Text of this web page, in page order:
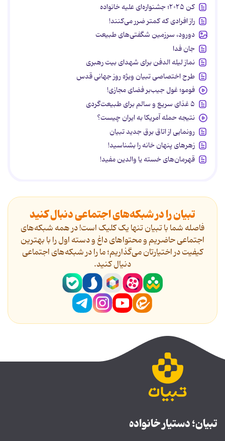
کن ۲۰۲۵؛ جشنواره‌ای علیه خانواده
راز افرادی که کمتر ضرر می‌کنند!
دورود، سرزمین شگفتی‌های طبیعت
جان فدا
نماز لیله الدفن برای شهدای بیت رهبری
طرح اختصاصی تبیان ویژه روز جهانی قدس
فومو؛ غول جیب‌بر فضای مجازی!
۵ غذای سریع و سالم برای طبیعت‌گردی
نتیجه حمله آمریکا به ایران چیست؟
رونمایی از اتاق برق جدید تبیان
زهرهای پنهان خانه را بشناسید!
قهرمان‌های خسته یا والدین مفید!
تبیان را در شبکه‌های اجتماعی دنبال کنید
فاصله شما با تبیان تنها یک کلیک است! در همه شبکه‌های
اجتماعی حاضریم و محتواهای داغ و دسته اول را با بهترین
کیفیت در اختیارتان می‌گذاریم؛ ما را در شبکه‌های اجتماعی
دنیال کنید.
تبیان؛ دستیار خانواده